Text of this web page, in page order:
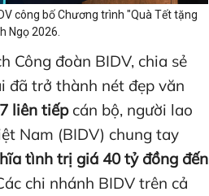
công bố Chương trình "Quà Tết tặng
Ngọ 2026.
Công đoàn BIDV, chia sẻ
đã trở thành nét đẹp văn
liên tiếpcán bộ, người lao
Nam (BIDV) chung tay
tình trị giá 40 tỷ đồng đến
chi nhánh BIDV trên cả